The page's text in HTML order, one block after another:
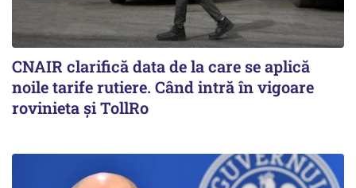
CNAIR clarifică data de la care se aplică
noile tarife rutiere. Când intră în vigoare
rovinieta și TollRo